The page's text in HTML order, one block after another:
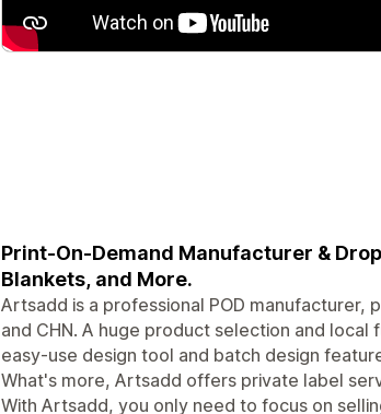
Print-On-Demand Manufacturer &
Blankets, and More.
Artsadd is a professional POD manufacturer,
and CHN. A huge product selection and
easy-use design tool and batch design
What's more, Artsadd offers private label
With Artsadd, you only need to focus on